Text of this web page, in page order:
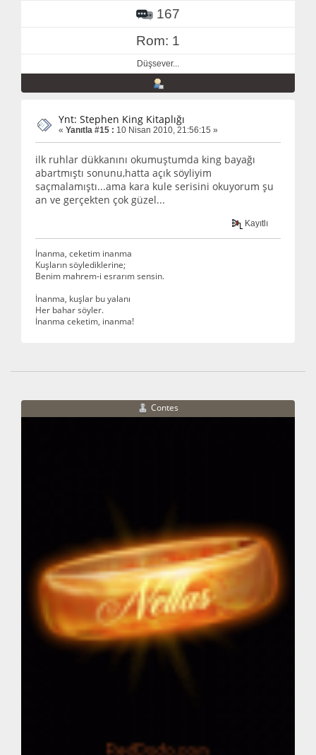
167
Rom: 1
Düşsever...
Ynt: Stephen King Kitaplığı
« Yanıtla #15 : 10 Nisan 2010, 21:56:15 »
ilk ruhlar dükkanını okumuştumda king bayağı
abartmıştı sonunu,hatta açık söyliyim
saçmalamıştı...ama kara kule serisini okuyorum şu
an ve gerçekten çok güzel...
Kayıtlı
İnanma, ceketim inanma
Kuşların söylediklerine;
Benim mahrem-i esrarım sensin.
İnanma, kuşlar bu yalanı
Her bahar söyler.
İnanma ceketim, inanma!
Contes